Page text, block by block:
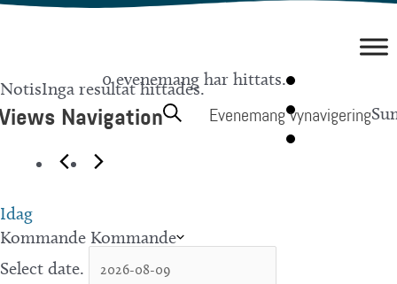
Hoppa
0 evenemang har hittats.
Evenemang
NotisInga resultat hittades.
Navigation Evenemang vynavigering
Idag
Kommande Kommande
Select date.